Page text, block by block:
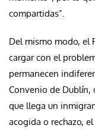
compartidas”.
Del mismo modo, el
cargar con el
permanecen
Convenio de Dublín,
que llega un
acogida o rechazo,